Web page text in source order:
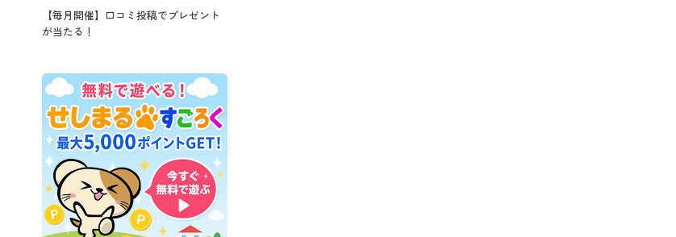
【毎月開催】口コミ投稿でプレゼント
が当たる！